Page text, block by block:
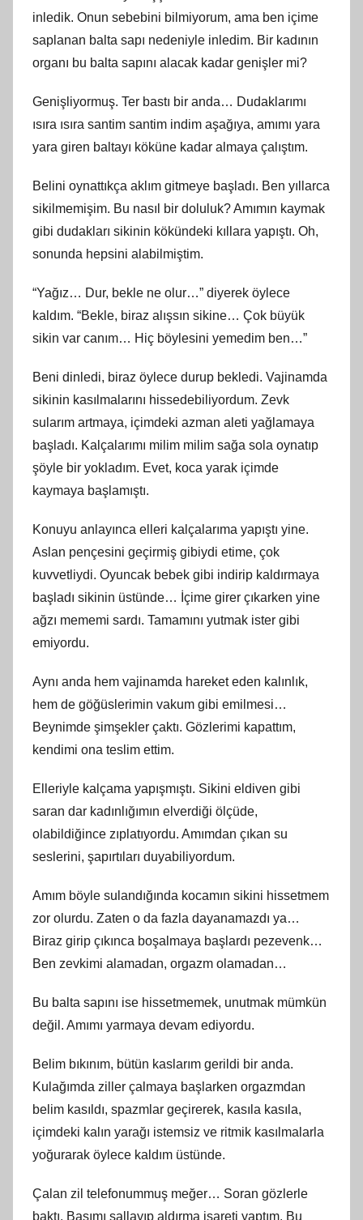
inledik. Onun sebebini bilmiyorum, ama ben içime
saplanan balta sapı nedeniyle inledim. Bir kadının
organı bu balta sapını alacak kadar genişler mi?
Genişliyormuş. Ter bastı bir anda… Dudaklarımı
ısıra ısıra santim santim indim aşağıya, amımı yara
yara giren baltayı köküne kadar almaya çalıştım.
Belini oynattıkça aklım gitmeye başladı. Ben yıllarca
sikilmemişim. Bu nasıl bir doluluk? Amımın kaymak
gibi dudakları sikinin kökündeki kıllara yapıştı. Oh,
sonunda hepsini alabilmiştim.
“Yağız… Dur, bekle ne olur…” diyerek öylece
kaldım. “Bekle, biraz alışsın sikine… Çok büyük
sikin var canım… Hiç böylesini yemedim ben…”
Beni dinledi, biraz öylece durup bekledi. Vajinamda
sikinin kasılmalarını hissedebiliyordum. Zevk
sularım artmaya, içimdeki azman aleti yağlamaya
başladı. Kalçalarımı milim milim sağa sola oynatıp
şöyle bir yokladım. Evet, koca yarak içimde
kaymaya başlamıştı.
Konuyu anlayınca elleri kalçalarıma yapıştı yine.
Aslan pençesini geçirmiş gibiydi etime, çok
kuvvetliydi. Oyuncak bebek gibi indirip kaldırmaya
başladı sikinin üstünde… İçime girer çıkarken yine
ağzı mememi sardı. Tamamını yutmak ister gibi
emiyordu.
Aynı anda hem vajinamda hareket eden kalınlık,
hem de göğüslerimin vakum gibi emilmesi…
Beynimde şimşekler çaktı. Gözlerimi kapattım,
kendimi ona teslim ettim.
Elleriyle kalçama yapışmıştı. Sikini eldiven gibi
saran dar kadınlığımın elverdiği ölçüde,
olabildiğince zıplatıyordu. Amımdan çıkan su
seslerini, şapırtıları duyabiliyordum.
Amım böyle sulandığında kocamın sikini hissetmem
zor olurdu. Zaten o da fazla dayanamazdı ya…
Biraz girip çıkınca boşalmaya başlardı pezevenk…
Ben zevkimi alamadan, orgazm olamadan…
Bu balta sapını ise hissetmemek, unutmak mümkün
değil. Amımı yarmaya devam ediyordu.
Belim bıkınım, bütün kaslarım gerildi bir anda.
Kulağımda ziller çalmaya başlarken orgazmdan
belim kasıldı, spazmlar geçirerek, kasıla kasıla,
içimdeki kalın yarağı istemsiz ve ritmik kasılmalarla
yoğurarak öylece kaldım üstünde.
Çalan zil telefonummuş meğer… Soran gözlerle
baktı. Başımı sallayıp aldırma işareti yaptım. Bu